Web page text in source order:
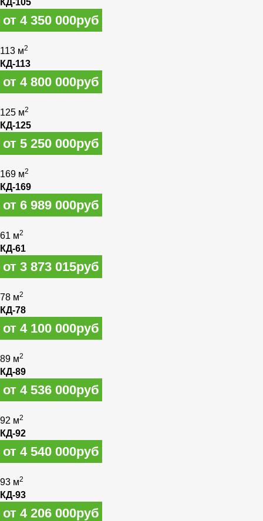
от 4 350 000руб
113 м2
КД-113
от 4 800 000руб
125 м2
КД-125
от 5 250 000руб
169 м2
КД-169
от 6 989 000руб
61 м2
КД-61
от 3 873 015руб
78 м2
КД-78
от 4 100 000руб
89 м2
КД-89
от 4 536 000руб
92 м2
КД-92
от 4 540 000руб
93 м2
КД-93
от 4 206 000руб